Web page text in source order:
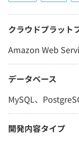
クラウドプラット
Amazon Web
データベース
MySQL、
開発内容タイプ